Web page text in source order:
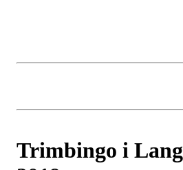
Trimbingo i